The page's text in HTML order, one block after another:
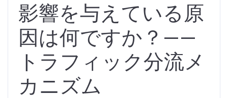
影響を与えている原
因は何ですか？——
トラフィック分流メ
カニズム